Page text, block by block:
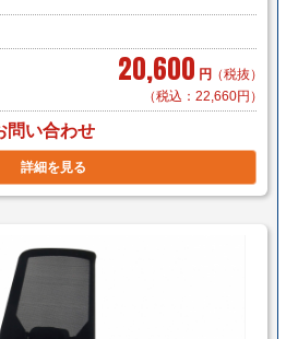
20,600 円 （税抜）
（税込：22,660円）
問い合わせ
詳細を見る